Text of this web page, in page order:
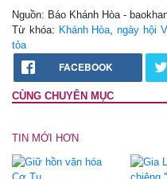
Nguồn: Báo Khánh Hòa -
Từ khóa: Khánh Hòa,ngày hội
tỏa
FACEBOOK
CÙNG CHUYÊN MỤC
TIN MỚI HƠN